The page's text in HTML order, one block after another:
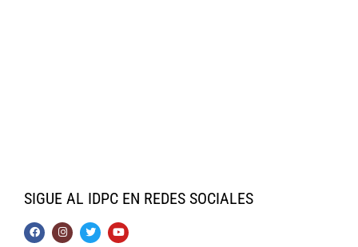
SIGUE AL IDPC EN REDES SOCIALES